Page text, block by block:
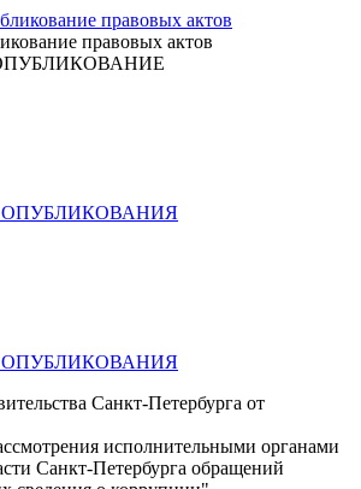
правовых актов
Санкт-Петербурга от
исполнительными органами
Санкт-Петербурга обращений